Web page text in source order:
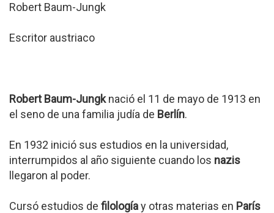
Robert Baum-Jungk
Escritor austriaco
Robert Baum-Jungknació el 11 de mayo de 1913 en
el seno de una familia judía de Berlín.
En 1932 inició sus estudios en la universidad,
interrumpidos al año siguiente cuando los nazis
llegaron al poder.
Cursó estudios de filologíay otras materias en París